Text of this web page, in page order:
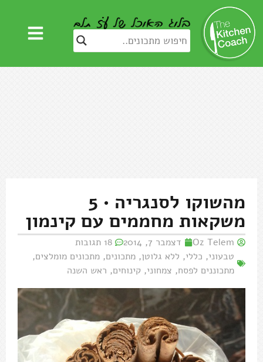
מהשוקו לסנגריה • 5
משקאות מחממים עם קינמון
Oz Telem דצמבר 7, 2014
18 תגובות
טבעוני, כללי, ללא גלוטן, מתכונים, מתכונים מומלצים,
מתכוננים לפסח, צמחוני, קינוחים, ראש השנה